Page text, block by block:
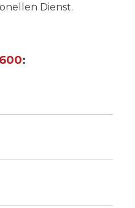
Dienst.
: